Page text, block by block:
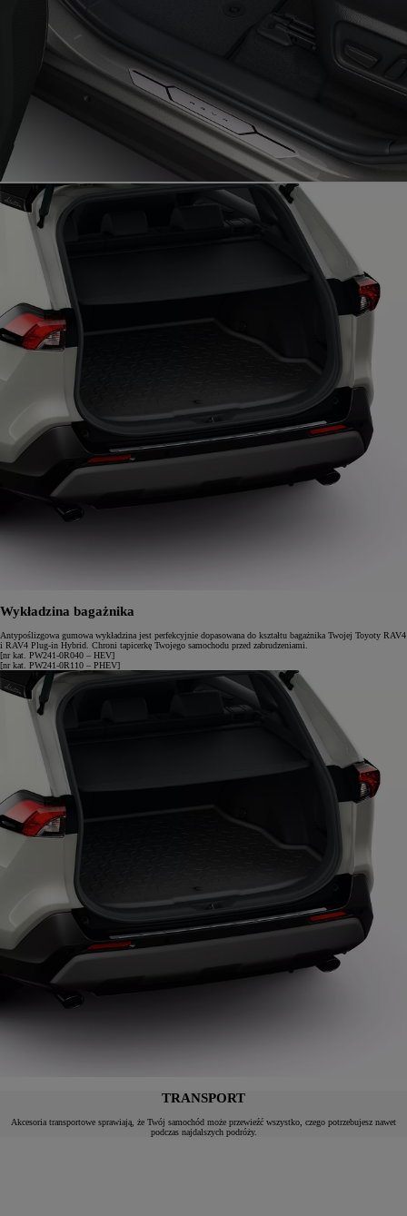
Wykładzina bagażnika
Antypoślizgowa gumowa wykładzina jest perfekcyjnie dopasowana do kształtu bagażnika Twojej Toyoty RAV4
i RAV4 Plug-in Hybrid. Chroni tapicerkę Twojego samochodu przed zabrudzeniami.
[nr kat. PW241-0R040 – HEV]
[nr kat. PW241-0R110 – PHEV]
TRANSPORT
Akcesoria transportowe sprawiają, że Twój samochód może przewieźć wszystko, czego potrzebujesz nawet
podczas najdalszych podróży.